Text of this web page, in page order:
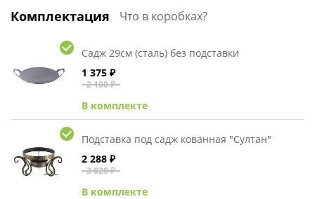
Комплектация Что в коробках?
Садж 29см (сталь) без подставки
1 375 ₽
2 100 ₽
В комплекте
Подставка под садж кованная "Султан"
2 288 ₽
3 020 ₽
В комплекте